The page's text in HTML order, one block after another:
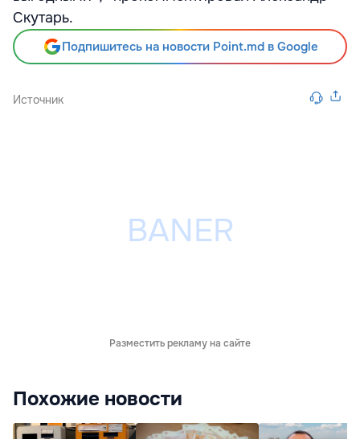
Скутарь.
Подпишитесь на новости Point.md в Google
Источник
Разместить рекламу на сайте
Похожие новости